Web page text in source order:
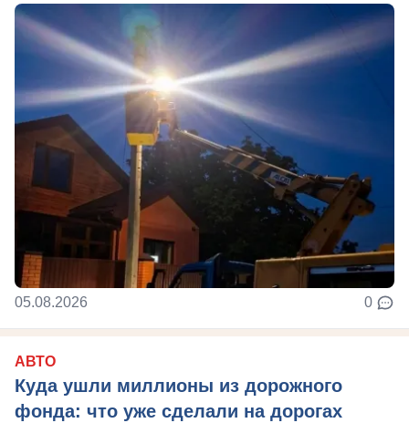
05.08.2026 0
АВТО
Куда ушли миллионы из дорожного
фонда: что уже сделали на дорогах